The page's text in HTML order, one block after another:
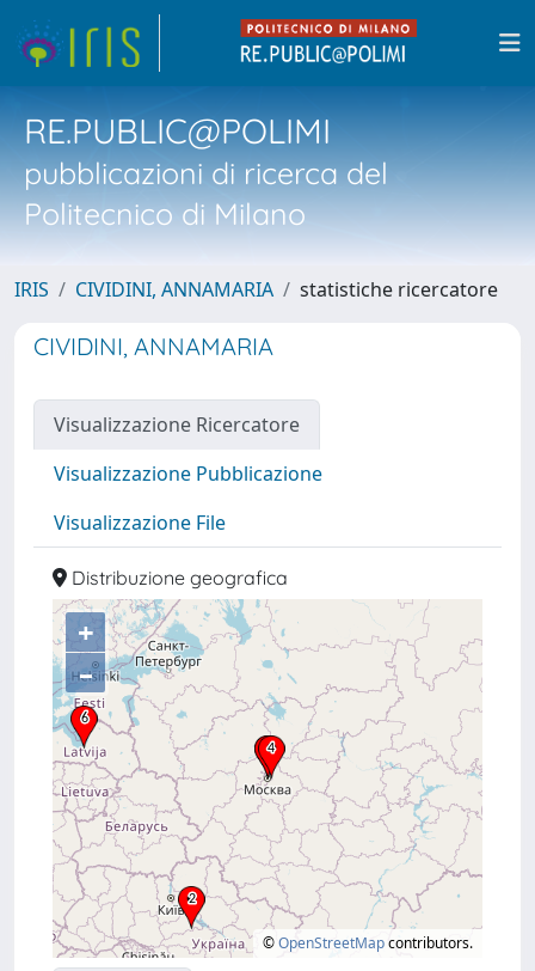
RE.PUBLIC@POLIMI
pubblicazioni di ricerca del
Politecnico di Milano
IRIS CIVIDINI, ANNAMARIA statistiche ricercatore
CIVIDINI, ANNAMARIA
Visualizzazione Ricercatore
Visualizzazione Pubblicazione
Visualizzazione File
Distribuzione geografica
+
–
©OpenStreetMapcontributors.